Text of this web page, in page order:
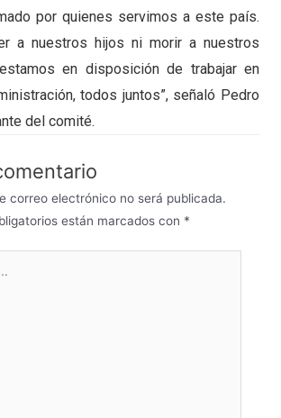
por quienes servimos a este país.
a nuestros hijos ni morir a nuestros
en disposición de trabajar en
todos juntos”, señaló Pedro
del comité.
correo electrónico no será publicada.
están marcados con *